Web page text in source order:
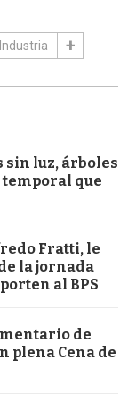
sin luz, árboles
temporal que
Fratti, le
la jornada
al BPS
de
plena Cena de